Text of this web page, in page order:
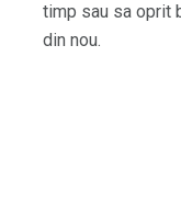
timp sau sa oprit
din nou.